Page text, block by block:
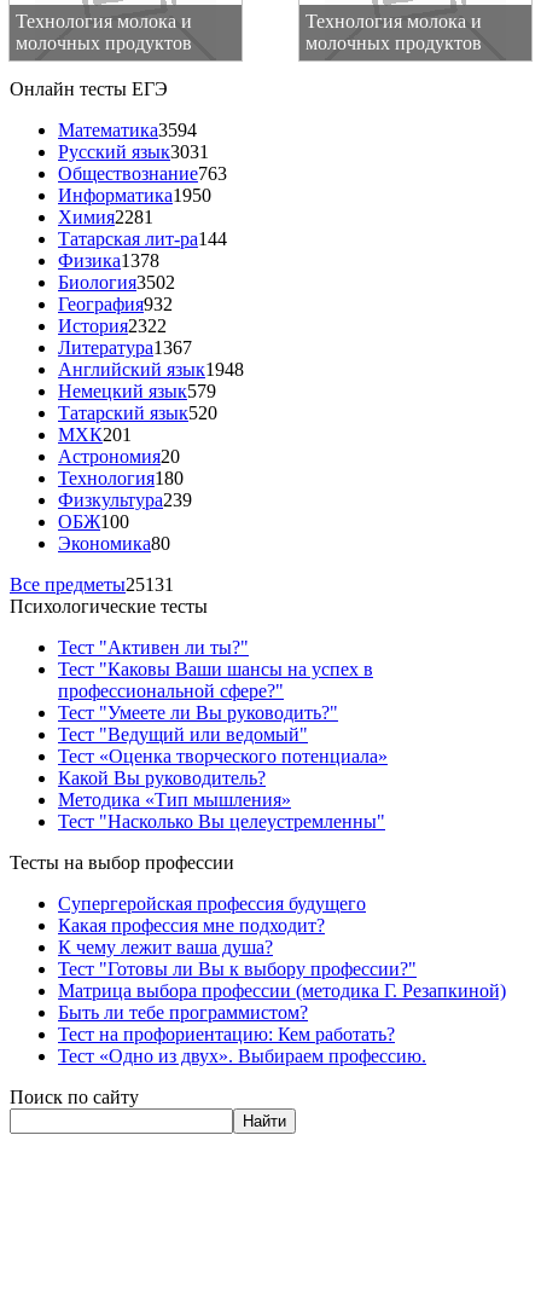
Технология молока и
молочных продуктов
Технология молока и
молочных продуктов
Онлайн тесты ЕГЭ
Математика3594
Русский язык3031
Обществознание763
Информатика1950
Химия2281
Татарская лит-ра144
Физика1378
Биология3502
География932
История2322
Литература1367
Английский язык1948
Немецкий язык579
Татарский язык520
МХК201
Астрономия20
Технология180
Физкультура239
ОБЖ100
Экономика80
Все предметы25131
Психологические тесты
Тест "Активен ли ты?"
Тест "Каковы Ваши шансы на успех в
профессиональной сфере?"
Тест "Умеете ли Вы руководить?"
Тест "Ведущий или ведомый"
Тест «Оценка творческого потенциала»
Какой Вы руководитель?
Методика «Тип мышления»
Тест "Насколько Вы целеустремленны"
Тесты на выбор профессии
Супергеройская профессия будущего
Какая профессия мне подходит?
К чему лежит ваша душа?
Тест "Готовы ли Вы к выбору профессии?"
Матрица выбора профессии (методика Г. Резапкиной)
Быть ли тебе программистом?
Тест на профориентацию: Кем работать?
Тест «Одно из двух». Выбираем профессию.
Поиск по сайту
Найти